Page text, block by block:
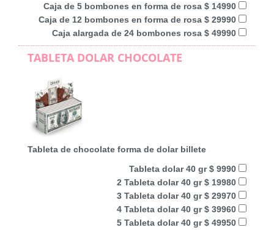
Caja de 5 bombones en forma de rosa $ 14990
Caja de 12 bombones en forma de rosa $ 29990
Caja alargada de 24 bombones rosa $ 49990
TABLETA DOLAR CHOCOLATE
Tableta de chocolate forma de dolar billete
Tableta dolar 40 gr $ 9990
2 Tableta dolar 40 gr $ 19980
3 Tableta dolar 40 gr $ 29970
4 Tableta dolar 40 gr $ 39960
5 Tableta dolar 40 gr $ 49950